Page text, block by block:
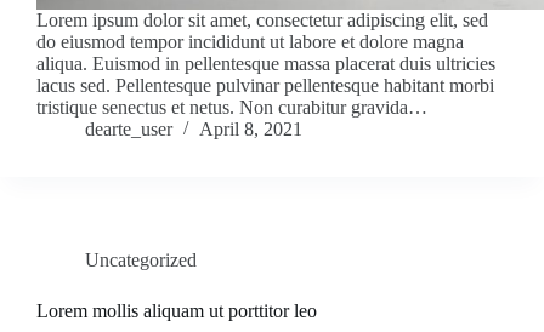
Lorem ipsum dolor sit amet, consectetur adipiscing elit, sed
do eiusmod tempor incididunt ut labore et dolore magna
aliqua. Euismod in pellentesque massa placerat duis ultricies
lacus sed. Pellentesque pulvinar pellentesque habitant morbi
tristique senectus et netus. Non curabitur gravida…
dearte_user
April 8, 2021
Uncategorized
Lorem mollis aliquam ut porttitor leo